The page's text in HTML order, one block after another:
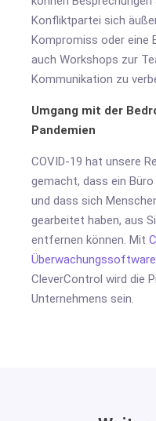
Konfliktpartei sich
Kompromiss oder eine
auch Workshops zur
Kommunikation zu
Umgang mit der
Pandemien
COVID-19 hat unsere
gemacht, dass ein
und dass sich
gearbeitet haben, aus
entfernen können. Mit
Überwachungssoftware
CleverControl wird die
Unternehmens sein.